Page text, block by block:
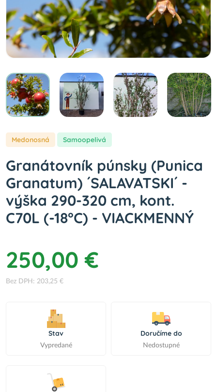
Medonosná samoopelivá
Granátovník púnsky (Punica
Granatum) ´SALAVATSKI´ -
výška 290-320 cm, kont.
C70L (-18°C) - VIACKMENNÝ
250,00 €
Bez DPH: 203,25 €
Stav
Vypredané
Doručíme do
Nedostupné